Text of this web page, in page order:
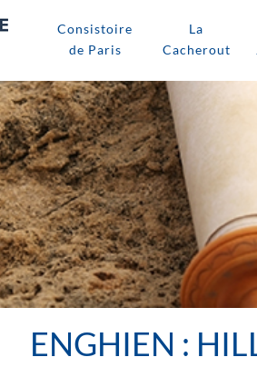
Consistoire
de Paris
La
Cacherout
ENGHIEN :